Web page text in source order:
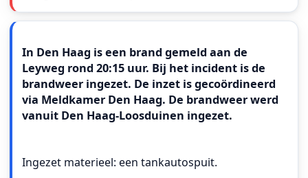
In Den Haag is een brand gemeld aan de
Leyweg rond 20:15 uur. Bij het incident is de
brandweer ingezet. De inzet is gecoördineerd
via Meldkamer Den Haag. De brandweer werd
vanuit Den Haag-Loosduinen ingezet.
Ingezet materieel: een tankautospuit.